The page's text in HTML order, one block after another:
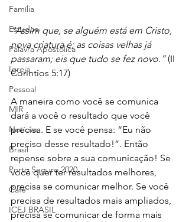
Família
Estudos
Palavra Apostólica
Igreja
Pessoal
MIR
Notícias
Brasil
Porto Seguro 2020
Café
ICEJ BRASIL
“Assim que, se alguém está em Cristo,
nova criatura é; as coisas velhas já
passaram; eis que tudo se fez novo.” (II
Coríntios 5:17)
A maneira como você se comunica
dará a você o resultado que você
precisa. E se você pensa: “Eu não
preciso desse resultado!”. Então
repense sobre a sua comunicação! Se
você quer ter resultados melhores,
precisa se comunicar melhor. Se você
precisa de resultados mais ampliados,
precisa se comunicar de forma mais